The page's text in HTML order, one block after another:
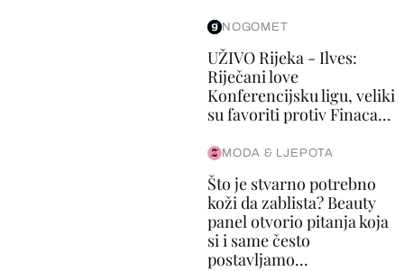
NOGOMET
UŽIVO Rijeka - Ilves:
Riječani love
Konferencijsku ligu, veliki
su favoriti protiv Finaca...
MODA & LJEPOTA
Što je stvarno potrebno
koži da zablista? Beauty
panel otvorio pitanja koja
si i same često
postavljamo...